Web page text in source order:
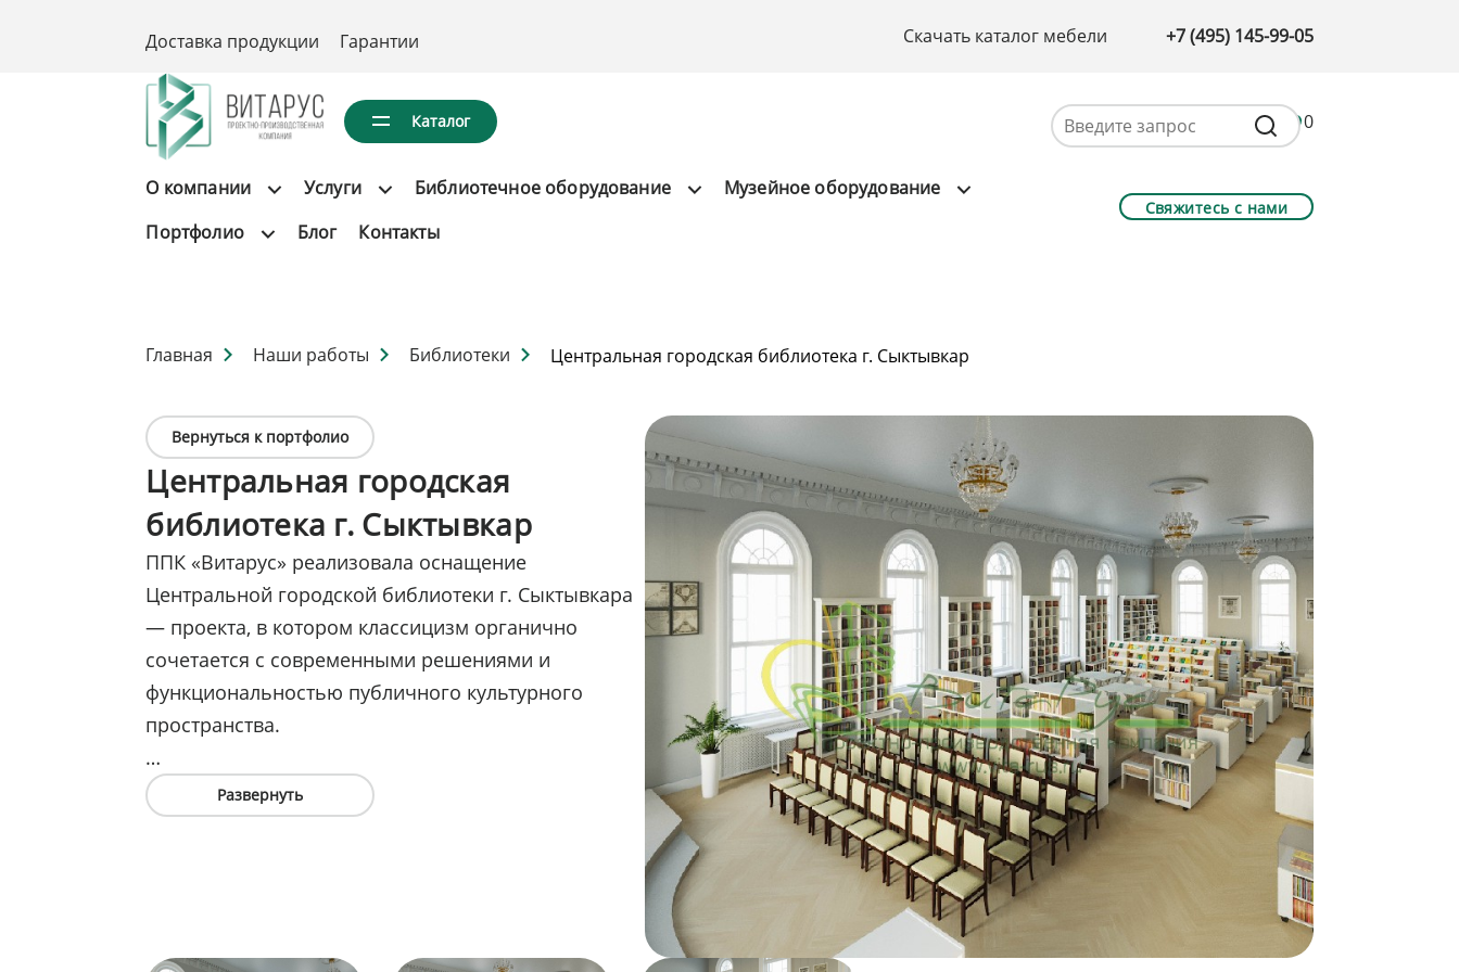
Доставка продукции Гарантии Скачать каталог мебели +7 (495) 145-99-05
Каталог 0
О компании Услуги Библиотечное оборудование
Музейное оборудование
Портфолио
Блог Контакты
Свяжитесь с нами
Главная Наши работы Библиотеки Центральная городская библиотека г. Сыктывкар
Вернуться к портфолио
Центральная городская
библиотека г. Сыктывкар
ППК «Витарус» реализовала оснащение
Центральной городской библиотеки г. Сыктывкара
— проекта, в котором классицизм органично
сочетается с современными решениями и
функциональностью публичного культурного
пространства.
Высокие классические стеллажи открытого типа
поддерживают архитектуру читального зала с
торжественный характер интерьера. В центральной
стеллажи с наклонными полками и удобные мягкие
Развернуть